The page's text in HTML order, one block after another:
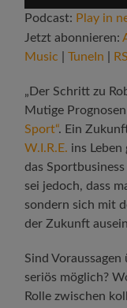
Podcast: Play in
Jetzt abonnieren:
Music |TuneIn
„Der Schritt zu
Mutige
Sport“. Ein
W.I.R.E. ins
das
sei jedoch, dass
sondern sich mit
der Zukunft
Sind
seriös möglich?
Rolle zwischen